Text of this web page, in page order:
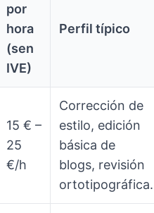
por
hora
(sen
IVE)
Perfil típico
15 € –
25
€/h
Corrección de
estilo, edición
básica de
blogs, revisión
ortotipográfica.